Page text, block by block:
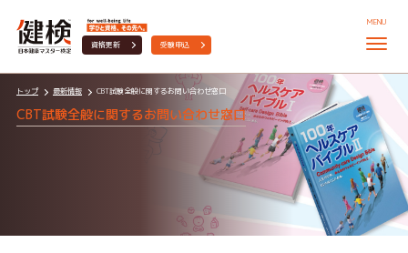
資格更新 受験申込
MENU
トップ 最新情報 CBT試験全般に関するお問い合わせ窓口
CBT試験全般に関するお問い合わせ窓口